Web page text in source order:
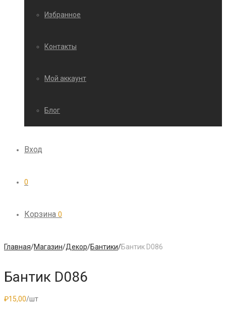
Избранное
Контакты
Мой аккаунт
Блог
Вход
0
Корзина 0
Главная/Магазин/Декор/Бантики/Бантик D086
Бантик D086
₽15,00/шт